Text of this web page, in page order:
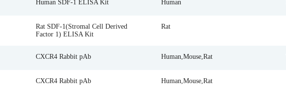
Human SDF-1 ELISA Kit Human
Rat SDF-1(Stromal Cell Derived
Factor 1) ELISA Kit
Rat
CXCR4 Rabbit pAb Human,Mouse,Rat
CXCR4 Rabbit pAb Human,Mouse,Rat